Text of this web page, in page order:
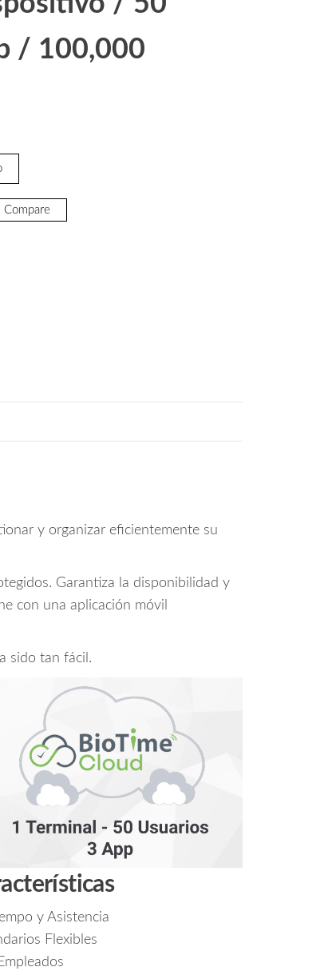
/ 100,000
Compare
y organizar eficientemente su
Garantiza la disponibilidad y
con una aplicación móvil
sido tan fácil.
y Asistencia
Flexibles